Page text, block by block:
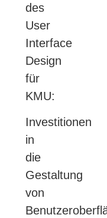
des
User
Interface
Design
für
KMU:
Investitionen
in
die
Gestaltung
von